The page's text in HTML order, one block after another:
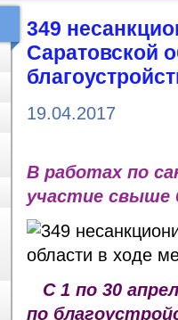
349
Саратовской
19.04.2017
В работах по
участие свыше
С 1 по 30
по